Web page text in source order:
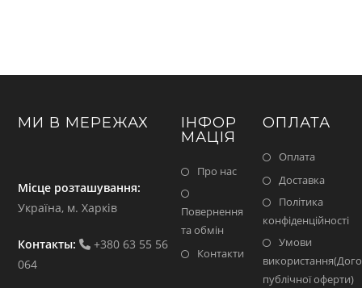
МИ В МЕРЕЖАХ
Місце розташування:
Україна, м. Харків
Контакты:
+380 63 55 56
064
ІНФОР
МАЦІЯ
Про нас
Повернення
та обмін
Контакти
ОПЛАТА
Оплата
Доставка
Політика
конфіденційності
Умови
публічної оферти)